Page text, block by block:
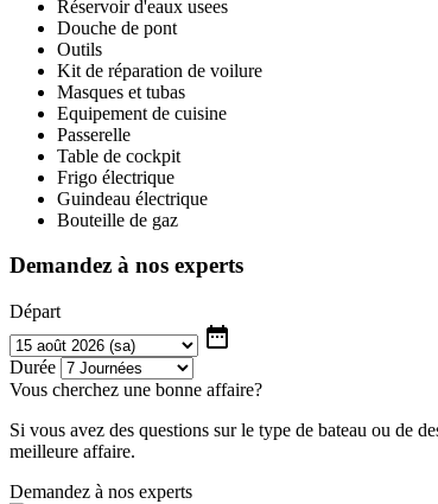
Réservoir d'eaux usees
Douche de pont
Outils
Kit de réparation de voilure
Masques et tubas
Equipement de cuisine
Passerelle
Table de cockpit
Frigo électrique
Guindeau électrique
Bouteille de gaz
Demandez à nos experts
Départ
date_range
Durée
Vous cherchez une bonne affaire?
Si vous avez des questions sur le type de bateau ou de
meilleure affaire.
Demandez à nos experts